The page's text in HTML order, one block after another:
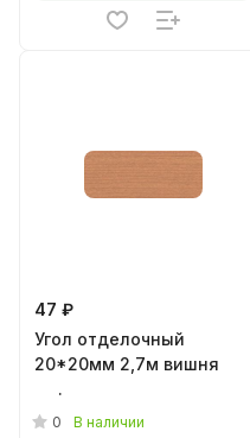
47 ₽
Угол отделочный
20*20мм 2,7м вишня
.
0 В наличии